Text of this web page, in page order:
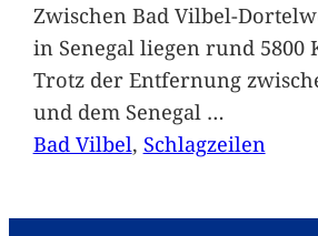
Zwischen Bad Vilbel-
in Senegal liegen rund 5800
Trotz der Entfernung
und dem Senegal …
Bad Vilbel, Schlagzeilen